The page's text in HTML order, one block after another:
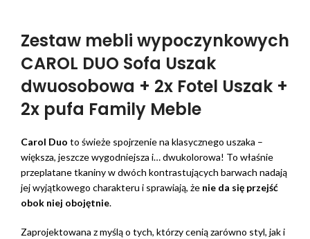
Zestaw mebli wypoczynkowych
CAROL DUO Sofa Uszak
dwuosobowa + 2x Fotel Uszak +
2x pufa Family Meble
Carol Duo to świeże spojrzenie na klasycznego uszaka –
większa, jeszcze wygodniejsza i… dwukolorowa! To właśnie
przeplatane tkaniny w dwóch kontrastujących barwach nadają
jej wyjątkowego charakteru i sprawiają, że nie da się przejść
obok niej obojętnie.
Zaprojektowana z myślą o tych, którzy cenią zarówno styl, jak i